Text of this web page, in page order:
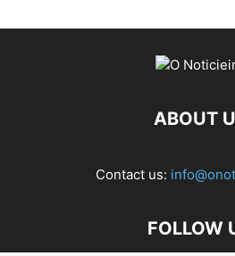
ABOUT
Contact us:
FOLLOW